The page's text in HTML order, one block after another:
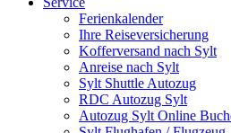
Ferienkalender
Ihre Reiseversicherung
Kofferversand nach Sylt
Anreise nach Sylt
Sylt Shuttle Autozug
RDC Autozug Sylt
Autozug Sylt Online